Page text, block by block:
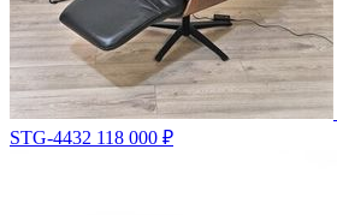
STG-4432 118 000 ₽